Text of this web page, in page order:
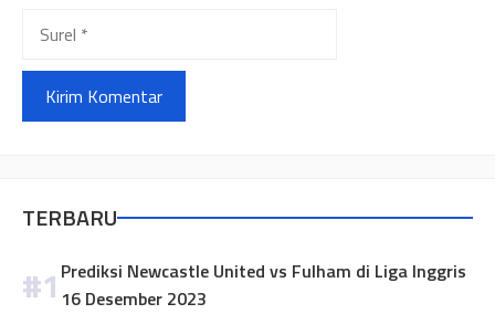
TERBARU
Prediksi Newcastle United vs Fulham di Liga Inggris
16 Desember 2023